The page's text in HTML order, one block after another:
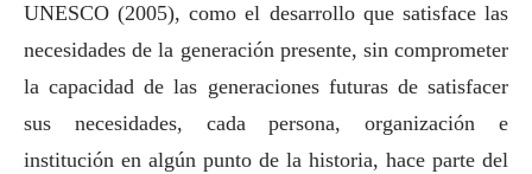
UNESCO (2005), como el desarrollo que satisface las
necesidades de la generación presente, sin comprometer
la capacidad de las generaciones futuras de satisfacer
sus necesidades, cada persona, organización e
institución en algún punto de la historia, hace parte del